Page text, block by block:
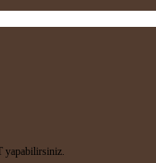
yapabilirsiniz.